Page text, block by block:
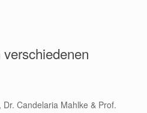
Candelaria Mahlke & Prof.